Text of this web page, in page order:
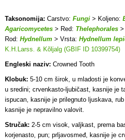
Taksonomija: Carstvo: Fungi > Koljeno:
Agaricomycetes > Red: Thelephorales >
Rod: Hydnellum > Vrsta: Hydnellum
K.H.Larss. & Kõljalg (GBIF ID 10399754)
Engleski naziv: Crowned Tooth
Klobuk: 5-10 cm širok, u mladosti je
u sredini; crvenkasto-ljubičast, kasnije je
ispucan, kasnije je prilegnuto ljuskava,
kasnije je nepravilno valovit.
Stručak: 2-5 cm visok, valjkast, prema
korjenasto, pun; prljavosmeđ, kasnije je